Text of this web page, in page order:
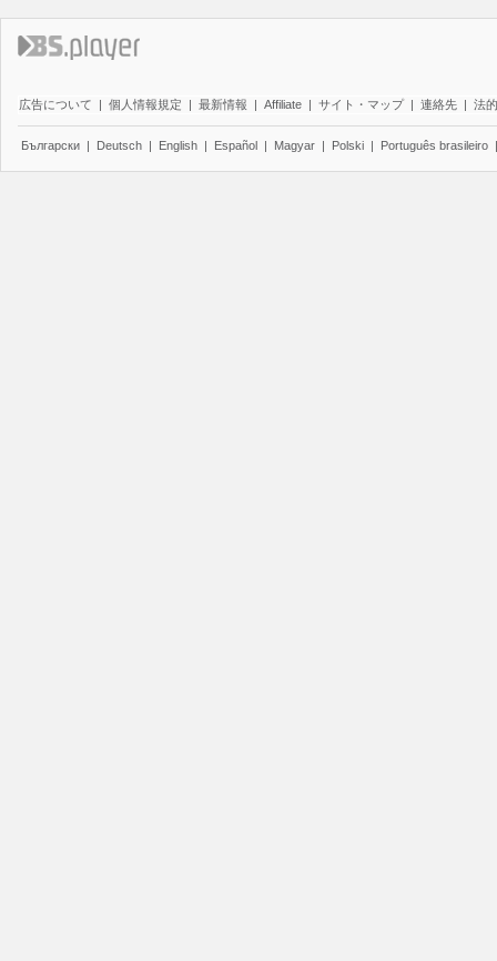
広告について | 個人情報規定 | 最新情報 | Affiliate | サイト・マップ | 連絡先 | 法
Български | Deutsch | English | Español | Magyar | Polski | Português brasileiro